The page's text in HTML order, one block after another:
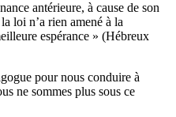
antérieure, à cause de son
loi n’a rien amené à la
espérance » (Hébreux
pour nous conduire à
ne sommes plus sous ce